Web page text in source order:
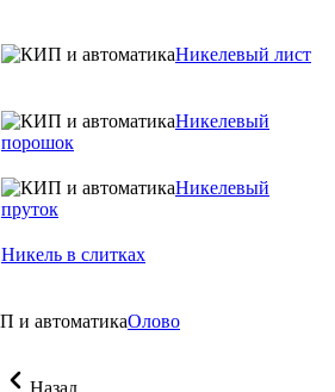
Никелевый лист
Никелевый
порошок
Никелевый
пруток
Никель в слитках
Олово